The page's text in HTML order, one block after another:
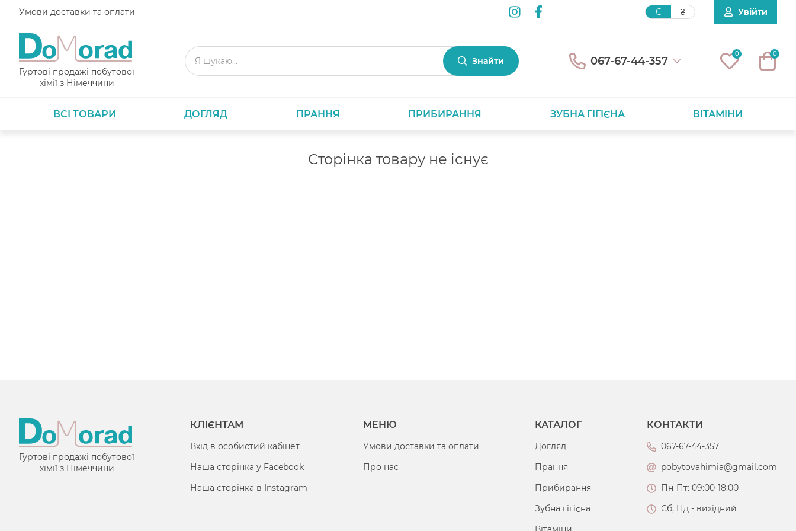
Умови доставки та оплати € ₴ Увійти
Гуртові продажі побутової
хімії з Німеччини
Знайти 067-67-44-357
0 0
ВСІ ТОВАРИ ДОГЛЯД ПРАННЯ ПРИБИРАННЯ ЗУБНА ГІГІЄНА ВІТАМІНИ
Сторінка товару не існує
Гуртові продажі побутової
хімії з Німеччини
КЛІЄНТАМ
Вхід в особистий кабінет
Наша сторінка у Facebook
Наша сторінка в Instagram
МЕНЮ
Умови доставки та оплати
Про нас
КАТАЛОГ
Догляд
Прання
Прибирання
Зубна гігієна
КОНТАКТИ
067-67-44-357
pobytovahimia@gmail.com
Пн-Пт: 09:00-18:00
Сб, Нд - вихідний